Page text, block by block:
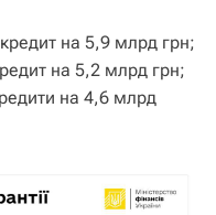
кредит на 5,9 млрд грн;
на 5,2 млрд грн;
на 4,6 млрд